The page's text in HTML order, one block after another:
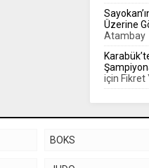
Üzerine
Atambay
için Fikret
BOKS